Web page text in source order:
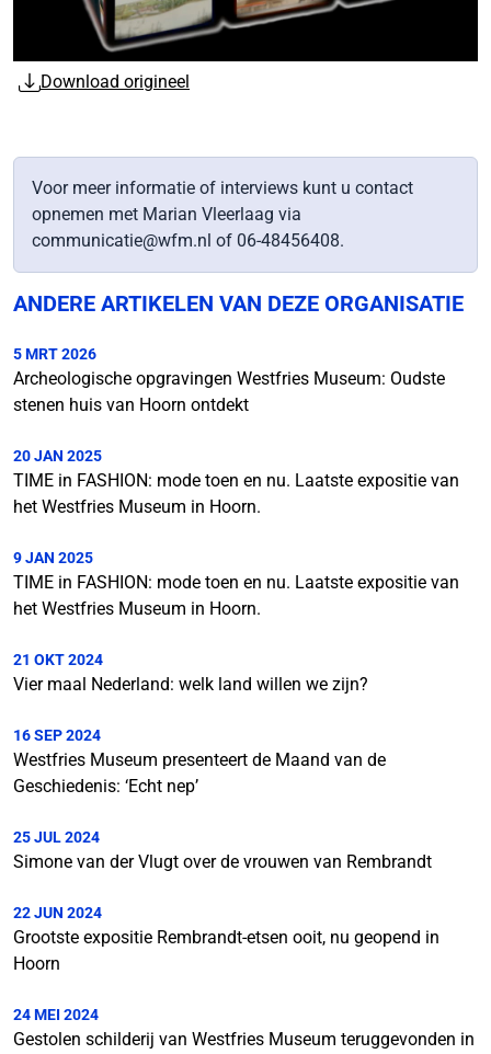
Download origineel
Voor meer informatie of interviews kunt u contact
opnemen met Marian Vleerlaag via
communicatie@wfm.nl of 06-48456408.
ANDERE ARTIKELEN VAN DEZE ORGANISATIE
5 MRT 2026
Archeologische opgravingen Westfries Museum: Oudste
stenen huis van Hoorn ontdekt
20 JAN 2025
TIME in FASHION: mode toen en nu. Laatste expositie van
het Westfries Museum in Hoorn.
9 JAN 2025
TIME in FASHION: mode toen en nu. Laatste expositie van
het Westfries Museum in Hoorn.
21 OKT 2024
Vier maal Nederland: welk land willen we zijn?
16 SEP 2024
Westfries Museum presenteert de Maand van de
Geschiedenis: ‘Echt nep’
25 JUL 2024
Simone van der Vlugt over de vrouwen van Rembrandt
22 JUN 2024
Grootste expositie Rembrandt-etsen ooit, nu geopend in
Hoorn
24 MEI 2024
Gestolen schilderij van Westfries Museum teruggevonden in